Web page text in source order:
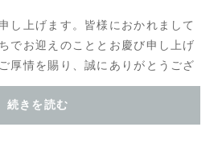
し上げます。皆様におかれまして
でお迎えのこととお慶び申し上げ
厚情を賜り、誠にありがとうござ
層お喜びいただける...
続きを読む